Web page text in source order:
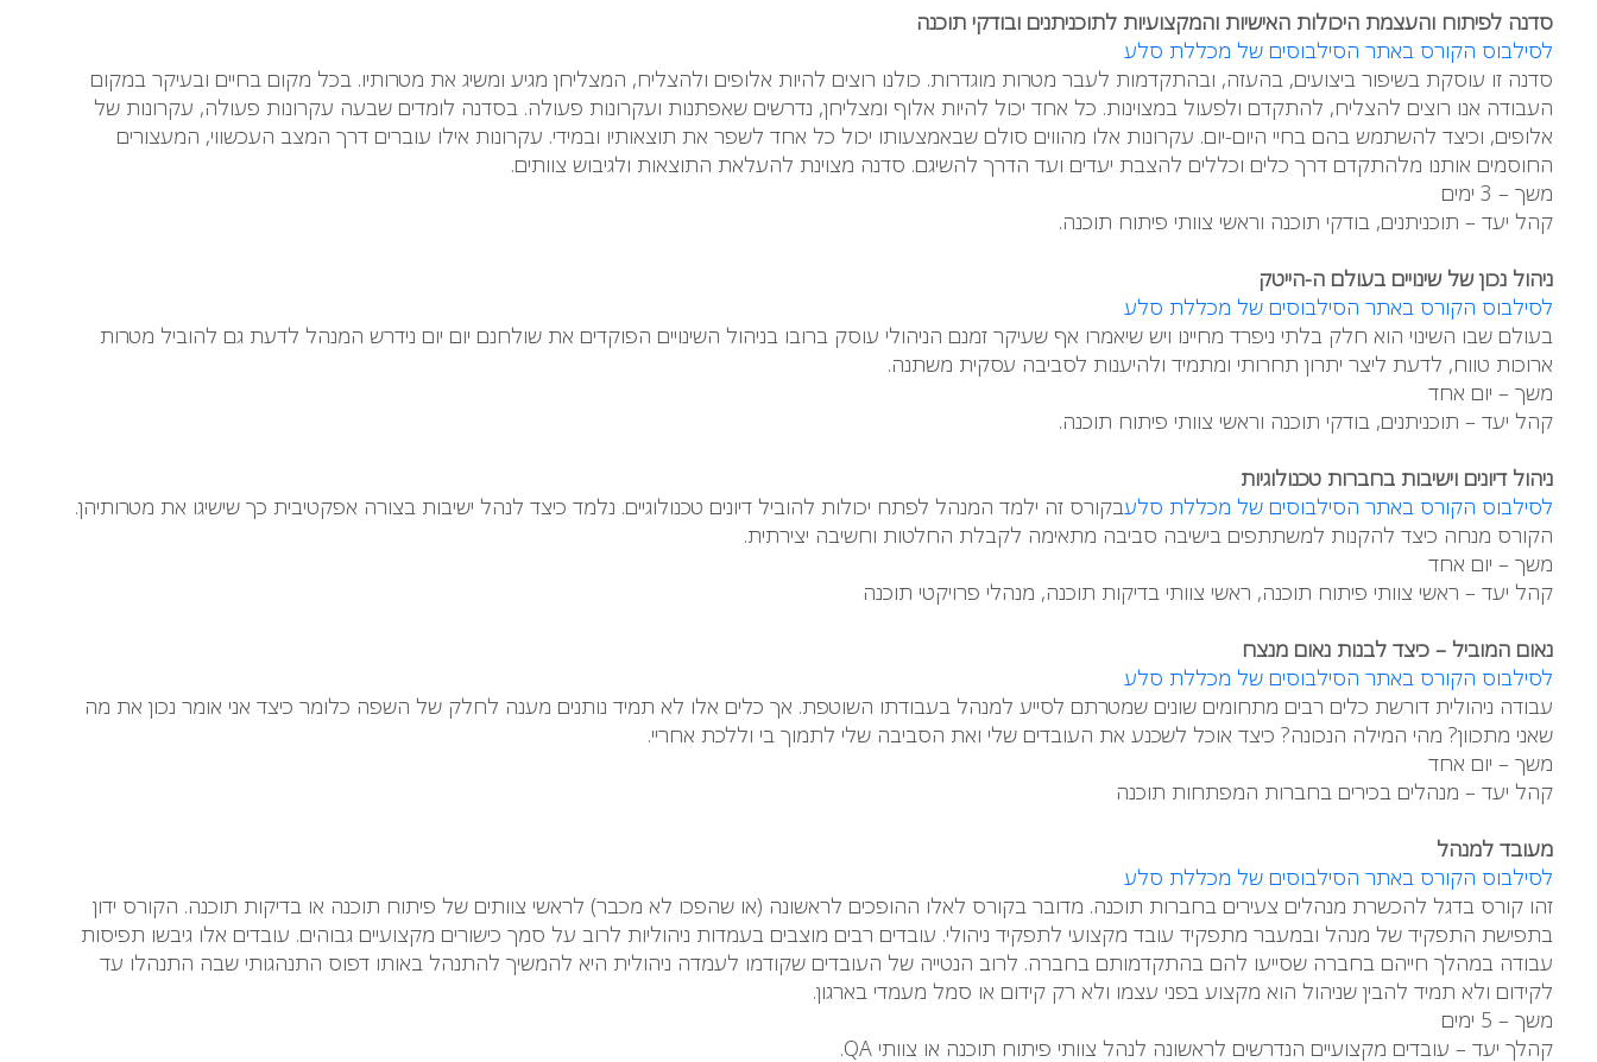
סדנה לפיתוח והעצמת היכולות האישיות והמקצועיות לתוכניתנים ובודקי תוכנה
לסילבוס הקורס באתר הסילבוסים של מכללת סלע
סדנה זו עוסקת בשיפור ביצועים, בהעזה, ובהתקדמות לעבר מטרות מוגדרות. כולנו רוצים להיות אלופים ולהצליח, המצליחן מגיע ומשיג את מטרותיו. בכל מקום בחיים ובעיקר במקום
העבודה אנו רוצים להצליח, להתקדם ולפעול במצוינות. כל אחד יכול להיות אלוף ומצליחן, נדרשים שאפתנות ועקרונות פעולה. בסדנה לומדים שבעה עקרונות פעולה, עקרונות של
אלופים, וכיצד להשתמש בהם בחיי היום-יום. עקרונות אלו מהווים סולם שבאמצעותו יכול כל אחד לשפר את תוצאותיו ובמידי. עקרונות אילו עוברים דרך המצב העכשווי, המעצורים
החוסמים אותנו מלהתקדם דרך כלים וכללים להצבת יעדים ועד הדרך להשיגם. סדנה מצוינת להעלאת התוצאות ולגיבוש צוותים.
משך – 3 ימים
קהל יעד – תוכניתנים, בודקי תוכנה וראשי צוותי פיתוח תוכנה.
ניהול נכון של שינויים בעולם ה-הייטק
לסילבוס הקורס באתר הסילבוסים של מכללת סלע
בעולם שבו השינוי הוא חלק בלתי ניפרד מחיינו ויש שיאמרו אף שעיקר זמנם הניהולי עוסק ברובו בניהול השינויים הפוקדים את שולחנם יום יום נידרש המנהל לדעת גם להוביל מטרות
ארוכות טווח, לדעת ליצר יתרון תחרותי ומתמיד ולהיענות לסביבה עסקית משתנה.
משך – יום אחד
קהל יעד – תוכניתנים, בודקי תוכנה וראשי צוותי פיתוח תוכנה.
ניהול דיונים וישיבות בחברות טכנולוגיות
לסילבוס הקורס באתר הסילבוסים של מכללת סלעבקורס זה ילמד המנהל לפתח יכולות להוביל דיונים טכנולוגיים. נלמד כיצד לנהל ישיבות בצורה אפקטיבית כך שישיגו את מטרותיהן.
הקורס מנחה כיצד להקנות למשתתפים בישיבה סביבה מתאימה לקבלת החלטות וחשיבה יצירתית.
משך – יום אחד
קהל יעד – ראשי צוותי פיתוח תוכנה, ראשי צוותי בדיקות תוכנה, מנהלי פרויקטי תוכנה
נאום המוביל – כיצד לבנות נאום מנצח
לסילבוס הקורס באתר הסילבוסים של מכללת סלע
עבודה ניהולית דורשת כלים רבים מתחומים שונים שמטרתם לסייע למנהל בעבודתו השוטפת. אך כלים אלו לא תמיד נותנים מענה לחלק של השפה כלומר כיצד אני אומר נכון את מה
שאני מתכוון? מהי המילה הנכונה? כיצד אוכל לשכנע את העובדים שלי ואת הסביבה שלי לתמוך בי וללכת אחריי.
משך – יום אחד
קהל יעד – מנהלים בכירים בחברות המפתחות תוכנה
מעובד למנהל
לסילבוס הקורס באתר הסילבוסים של מכללת סלע
זהו קורס בדגל להכשרת מנהלים צעירים בחברות תוכנה. מדובר בקורס לאלו ההופכים לראשונה (או שהפכו לא מכבר) לראשי צוותים של פיתוח תוכנה או בדיקות תוכנה. הקורס ידון
בתפישת התפקיד של מנהל ובמעבר מתפקיד עובד מקצועי לתפקיד ניהולי. עובדים רבים מוצבים בעמדות ניהוליות לרוב על סמך כישורים מקצועיים גבוהים. עובדים אלו גיבשו תפיסות
עבודה במהלך חייהם בחברה שסייעו להם בהתקדמותם בחברה. לרוב הנטייה של העובדים שקודמו לעמדה ניהולית היא להמשיך להתנהל באותו דפוס התנהגותי שבה התנהלו עד
לקידום ולא תמיד להבין שניהול הוא מקצוע בפני עצמו ולא רק קידום או סמל מעמדי בארגון.
משך – 5 ימים
קהלך יעד – עובדים מקצועיים הנדרשים לראשונה לנהל צוותי פיתוח תוכנה או צוותי QA.